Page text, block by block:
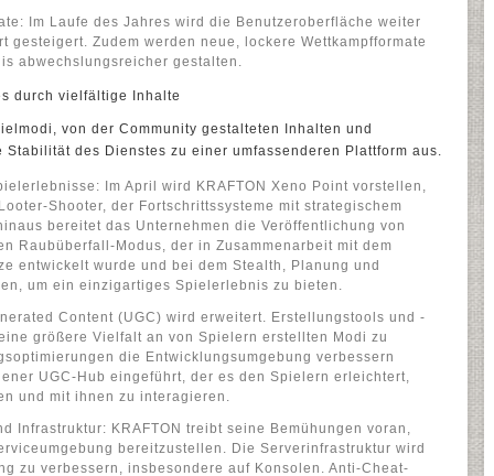
Im Laufe des Jahres wird die Benutzeroberfläche weiter
gesteigert. Zudem werden neue, lockere Wettkampfformate
abwechslungsreicher gestalten.
durch vielfältige Inhalte
von der Community gestalteten Inhalten und
des Dienstes zu einer umfassenderen Plattform aus.
Im April wird KRAFTON Xeno Point vorstellen,
Shooter, der Fortschrittssysteme mit strategischem
bereitet das Unternehmen die Veröffentlichung von
Raubüberfall-Modus, der in Zusammenarbeit mit dem
entwickelt wurde und bei dem Stealth, Planung und
um ein einzigartiges Spielerlebnis zu bieten.
Content (UGC) wird erweitert. Erstellungstools und -
größere Vielfalt an von Spielern erstellten Modi zu
die Entwicklungsumgebung verbessern
UGC-Hub eingeführt, der es den Spielern erleichtert,
und mit ihnen zu interagieren.
Infrastruktur: KRAFTON treibt seine Bemühungen voran,
bereitzustellen. Die Serverinfrastruktur wird
zu verbessern, insbesondere auf Konsolen. Anti-Cheat-